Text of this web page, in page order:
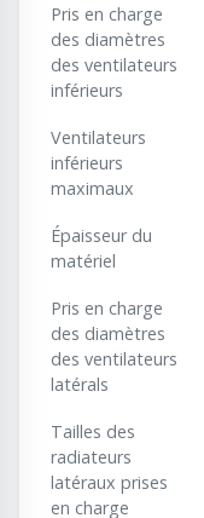
Pris en charge
des diamètres
des ventilateurs
inférieurs
Ventilateurs
inférieurs
maximaux
Épaisseur du
matériel
Pris en charge
des diamètres
des ventilateurs
latérals
Tailles des
radiateurs
latéraux prises
en charge